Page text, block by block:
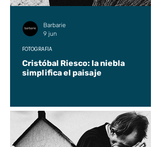
Cristóbal Riesco: la niebla
simplifica el paisaje
FOTOGRAFÍA
Barbarie
9 jun